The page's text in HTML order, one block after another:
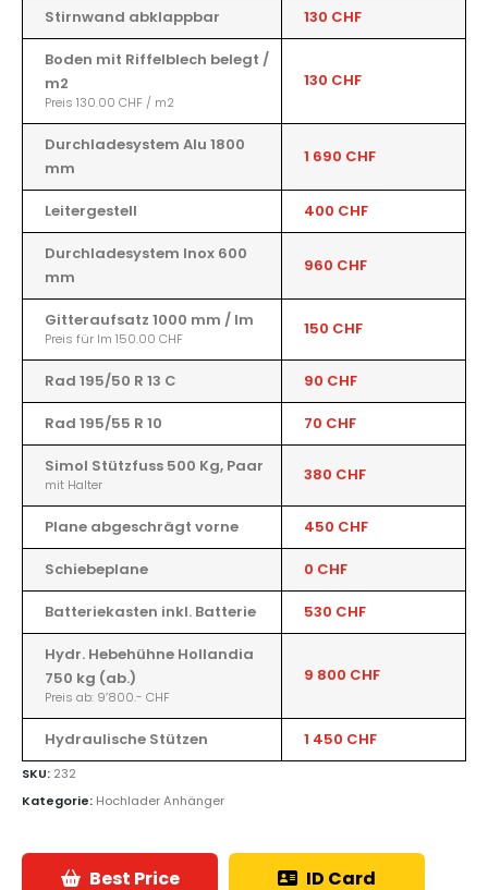
Stirnwand abklappbar 130 CHF
Boden mit Riffelblech belegt /
m2
Preis 130.00 CHF / m2
130 CHF
Durchladesystem Alu 1800
mm
1 690 CHF
Leitergestell 400 CHF
Durchladesystem Inox 600
mm
960 CHF
Gitteraufsatz 1000 mm / lm
Preis für lm 150.00 CHF 150 CHF
Rad 195/50 R 13 C 90 CHF
Rad 195/55 R 10 70 CHF
Simol Stützfuss 500 Kg, Paar
mit Halter 380 CHF
Plane abgeschrägt vorne 450 CHF
Schiebeplane 0 CHF
Batteriekasten inkl. Batterie 530 CHF
Hydr. Hebehühne Hollandia
750 kg (ab.)
Preis ab: 9’800.- CHF
9 800 CHF
Hydraulische Stützen 1 450 CHF
SKU: 232
Kategorie: Hochlader Anhänger
Best Price ID Card